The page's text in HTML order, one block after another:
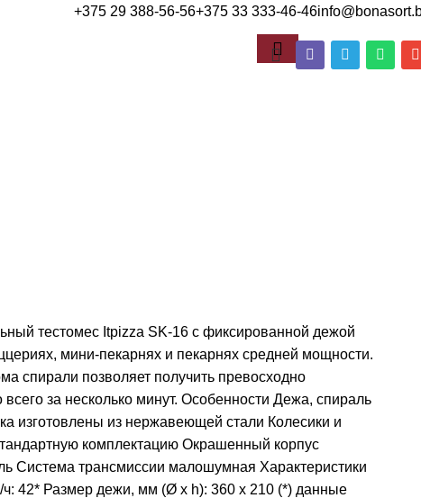
+375 29 388-56-56+375 33 333-46-46
тестомес Itpizza SK-16 с фиксированной дежой
мини-пекарнях и пекарнях средней мощности.
спирали позволяет получить превосходно
за несколько минут. Особенности Дежа, спираль
изготовлены из нержавеющей стали Колесики и
комплектацию Окрашенный корпус
Система трансмиссии малошумная Характеристики
ч: 42* Размер дежи, мм (Ø x h): 360 х 210 ​(*) данные